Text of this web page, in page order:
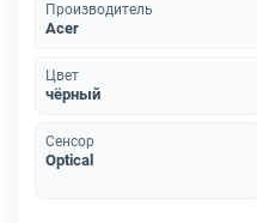
Производитель
Acer
Цвет
чёрный
Сенсор
Optical